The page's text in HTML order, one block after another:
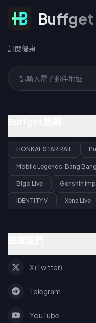
訂閱優惠 Buffget
訂閱優惠
HONKAI: STAR RAIL
Mobile Legends: Bang Bang
Bigo Live Genshin
IDENTITY V Xena Live
X (Twitter)
Telegram
YouTube